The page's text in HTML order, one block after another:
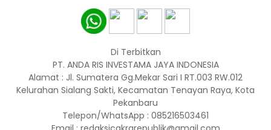
Di Terbitkan
PT. ANDA RIS INVESTAMA JAYA INDONESIA
Alamat : Jl. Sumatera Gg.Mekar Sari I RT.003 RW.012
Kelurahan Sialang Sakti, Kecamatan Tenayan Raya, Kota
Pekanbaru
Telepon/WhatsApp : 085216503461